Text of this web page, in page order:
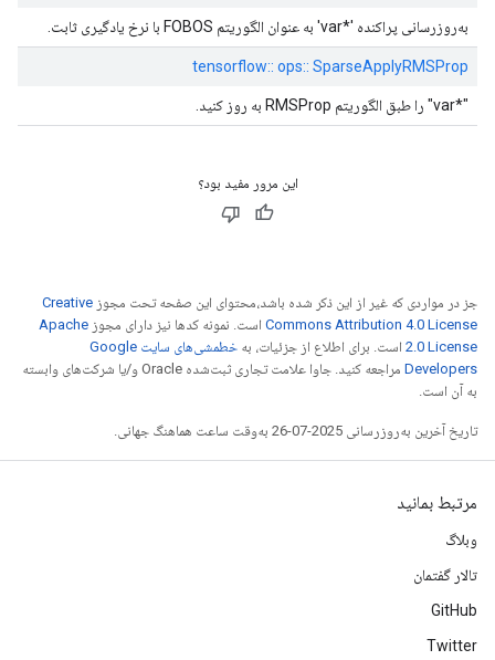
به‌روزرسانی پراکنده '*var' به عنوان الگوریتم FOBOS با نرخ یادگیری ثابت.
tensorflow:: ops:: SparseApplyRMSProp
"*var" را طبق الگوریتم RMSProp به روز کنید.
این مرور مفید بود؟
جز در مواردی که غیر از این ذکر شده باشد،‌محتوای این صفحه تحت مجوز Creative
Commons Attribution 4.0 License است. نمونه کدها نیز دارای مجوز Apache
2.0 License است. برای اطلاع از جزئیات، به
خطمشی‌های سایت Google
Developers‏
مراجعه کنید. جاوا علامت تجاری ثبت‌شده Oracle و/یا شرکت‌های وابسته
به آن است.
تاریخ آخرین به‌روزرسانی 2025-07-26 به‌وقت ساعت هماهنگ جهانی.
مرتبط بمانید
وبلاگ
تالار گفتمان
GitHub
Twitter